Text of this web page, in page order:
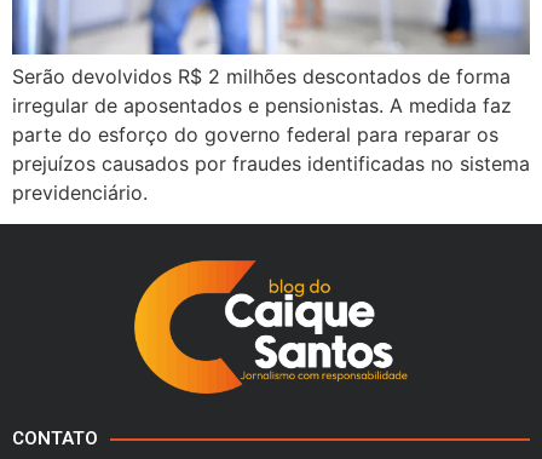
Serão devolvidos R$ 2 milhões descontados de forma
irregular de aposentados e pensionistas. A medida faz
parte do esforço do governo federal para reparar os
prejuízos causados por fraudes identificadas no sistema
previdenciário.
CONTATO